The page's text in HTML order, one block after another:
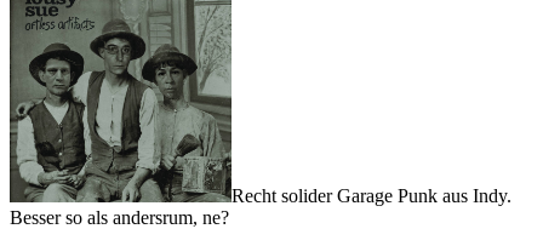
Recht solider Garage Punk aus Indy.
Besser so als andersrum, ne?